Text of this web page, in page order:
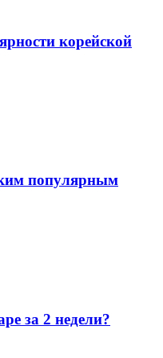
корейской
популярным
за 2 недели?